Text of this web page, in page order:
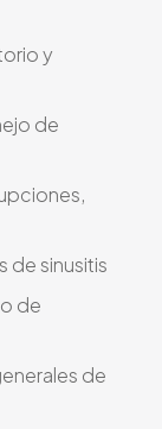
y
de
de sinusitis
de
de